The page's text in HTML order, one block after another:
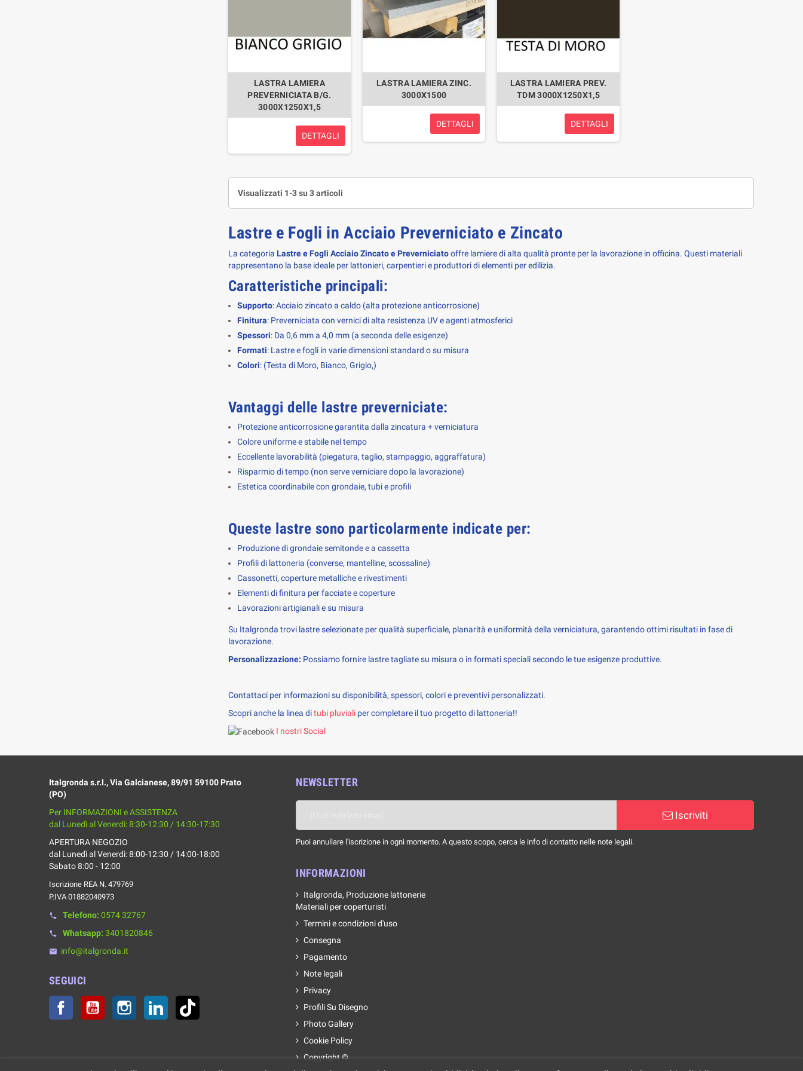
LASTRA LAMIERA
PREVERNICIATA B/G.
3000X1250X1,5
DETTAGLI
LASTRA LAMIERA ZINC.
3000X1500
DETTAGLI
LASTRA LAMIERA PREV.
TDM 3000X1250X1,5
DETTAGLI
Visualizzati 1-3 su 3 articoli
Lastre e Fogli in Acciaio Preverniciato e Zincato
La categoria Lastre e Fogli Acciaio Zincato e Preverniciato offre lamiere di alta qualità pronte per la lavorazione in officina. Questi materiali
rappresentano la base ideale per lattonieri, carpentieri e produttori di elementi per edilizia.
Caratteristiche principali:
Supporto: Acciaio zincato a caldo (alta protezione anticorrosione)
Finitura: Preverniciata con vernici di alta resistenza UV e agenti atmosferici
Spessori: Da 0,6 mm a 4,0 mm (a seconda delle esigenze)
Formati: Lastre e fogli in varie dimensioni standard o su misura
Colori: (Testa di Moro, Bianco, Grigio,)
Vantaggi delle lastre preverniciate:
Protezione anticorrosione garantita dalla zincatura + verniciatura
Colore uniforme e stabile nel tempo
Eccellente lavorabilità (piegatura, taglio, stampaggio, aggraffatura)
Risparmio di tempo (non serve verniciare dopo la lavorazione)
Estetica coordinabile con grondaie, tubi e profili
Queste lastre sono particolarmente indicate per:
Produzione di grondaie semitonde e a cassetta
Profili di lattoneria (converse, mantelline, scossaline)
Cassonetti, coperture metalliche e rivestimenti
Elementi di finitura per facciate e coperture
Lavorazioni artigianali e su misura
Su Italgronda trovi lastre selezionate per qualità superficiale, planarità e uniformità della verniciatura, garantendo ottimi risultati in fase di
lavorazione.
Personalizzazione: Possiamo fornire lastre tagliate su misura o in formati speciali secondo le tue esigenze produttive.
Contattaci per informazioni su disponibilità, spessori, colori e preventivi personalizzati.
Scopri anche la linea ditubi pluviali per completare il tuo progetto di lattoneria!!
I nostri Social
Italgronda s.r.l., Via Galcianese, 89/91 59100 Prato
(PO)
Per INFORMAZIONI e ASSISTENZA
dal Lunedì al Venerdì: 8:30-12:30 / 14:30-17:30
APERTURA NEGOZIO
dal Lunedì al Venerdì: 8:00-12:30 / 14:00-18:00
Sabato 8:00 - 12:00
Iscrizione REA N. 479769
P.IVA 01882040973
phone Telefono: 0574 32767
phone Whatsapp: 3401820846
email info@italgronda.it
SEGUICI
Facebook YouTube Instagram LinkedIn
NEWSLETTER
Iscriviti
Puoi annullare l'iscrizione in ogni momento. A questo scopo, cerca le info di contatto nelle note legali.
INFORMAZIONI
Italgronda, Produzione lattonerie
Materiali per coperturisti
Termini e condizioni d'uso
Consegna
Pagamento
Note legali
Privacy
Profili Su Disegno
Photo Gallery
Cookie Policy
Copyright ©